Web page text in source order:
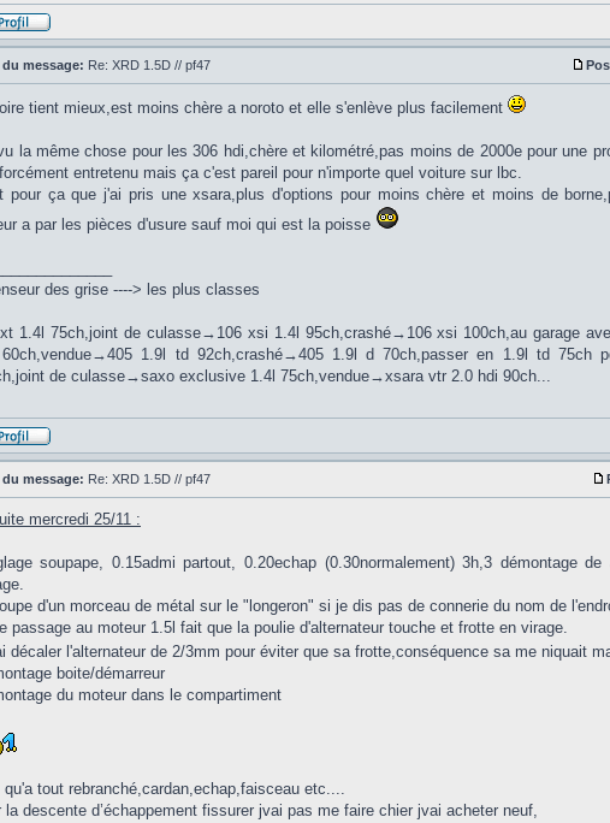
message: Re: XRD 1.5D // pf47
tient mieux,est moins chère a noroto et elle s'enlève plus facilement
la même chose pour les 306 hdi,chère et kilométré,pas moins de 2000e pour une
entretenu mais ça c'est pareil pour n'importe quel voiture sur lbc.
pour ça que j'ai pris une xsara,plus d'options pour moins chère et moins de
a par les pièces d'usure sauf moi qui est la poisse
des grise ----> les plus classes
1.4l 75ch,joint de culasse→106 xsi 1.4l 95ch,crashé→106 xsi 100ch,au garage
1.9l td 92ch,crashé→405 1.9l d 70ch,passer en 1.9l td 75ch
de culasse→saxo exclusive 1.4l 75ch,vendue→xsara vtr 2.0 hdi 90ch...
message: Re: XRD 1.5D // pf47
mercredi 25/11 :
soupape, 0.15admi partout, 0.20echap (0.30normalement) 3h,3 démontage
d'un morceau de métal sur le "longeron" si je dis pas de connerie du nom de
passage au moteur 1.5l fait que la poulie d'alternateur touche et frotte en virage.
décaler l'alternateur de 2/3mm pour éviter que sa frotte,conséquence sa me niquait
boite/démarreur
du moteur dans le compartiment
qu'a tout rebranché,cardan,echap,faisceau etc....
la descente d’échappement fissurer jvai pas me faire chier jvai acheter neuf,